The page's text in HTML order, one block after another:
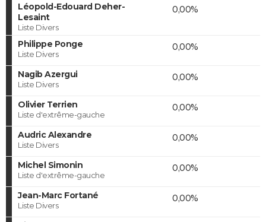
Léopold-Edouard Deher-
Lesaint
Liste Divers
0,00%
Philippe Ponge
Liste Divers
0,00%
Nagib Azergui
Liste Divers
0,00%
Olivier Terrien
Liste d'extrême-gauche
0,00%
Audric Alexandre
Liste Divers
0,00%
Michel Simonin
Liste d'extrême-gauche
0,00%
Jean-Marc Fortané
Liste Divers
0,00%